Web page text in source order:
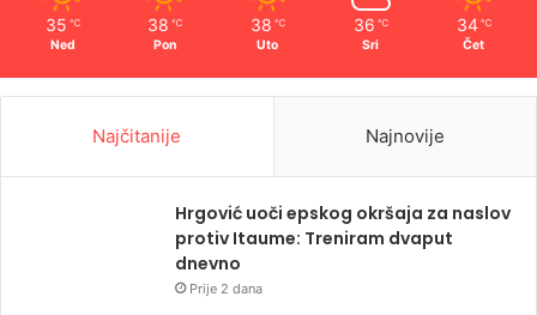
35 ℃
Ned
38 ℃
Pon
38 ℃
Uto
36 ℃
Sri
34 ℃
Čet
Najčitanije Najnovije
Hrgović uoči epskog okršaja za naslov
protiv Itaume: Treniram dvaput
dnevno
Prije 2 dana